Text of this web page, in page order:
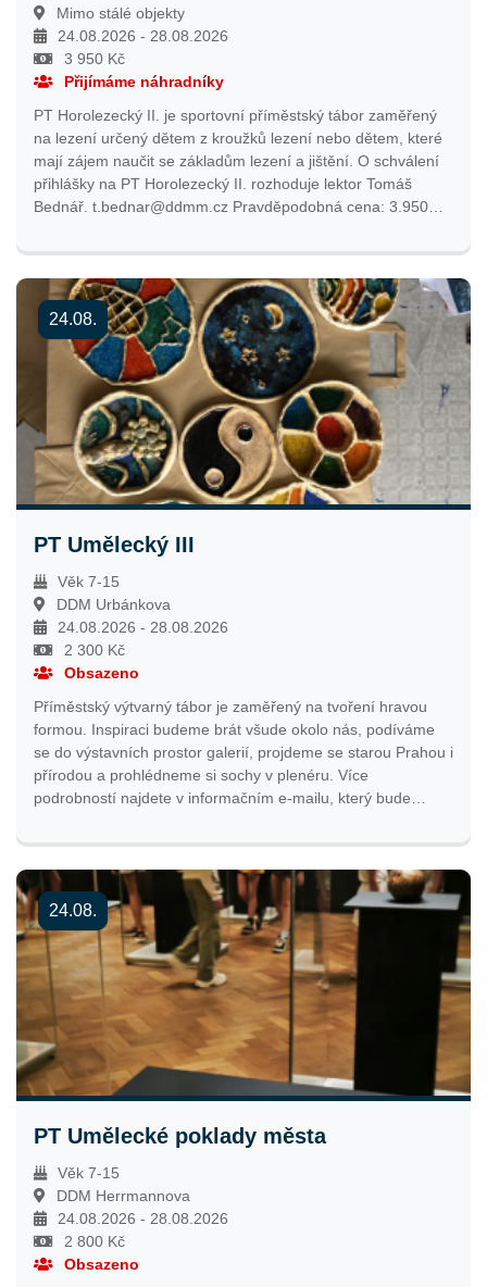
Mimo stálé objekty
24.08.2026 - 28.08.2026
3 950 Kč
Přijímáme náhradníky
PT Horolezecký II. je sportovní příměstský tábor zaměřený
na lezení určený dětem z kroužků lezení nebo dětem, které
mají zájem naučit se základům lezení a jištění. O schválení
přihlášky na PT Horolezecký II. rozhoduje lektor Tomáš
Bednář. t.bednar@ddmm.cz Pravděpodobná cena: 3.950
DDM, ostatní dny návštěva 4 lezeckých center v Praze.
Cena zahrnuje: pedagogický dozor, instruktory, obědy a
vstupy do vybraných lezeckých center v Praze. Přihlašování
bude spuštěno 2. 2. 2026 ve 12:00 hodin.
24.08.
PT Umělecký III
Věk 7-15
DDM Urbánkova
24.08.2026 - 28.08.2026
2 300 Kč
Obsazeno
Příměstský výtvarný tábor je zaměřený na tvoření hravou
formou. Inspiraci budeme brát všude okolo nás, podíváme
se do výstavních prostor galerií, projdeme se starou Prahou i
přírodou a prohlédneme si sochy v plenéru. Více
podrobností najdete v informačním e-mailu, který bude
bude spuštěno 2. 2. 2026 ve 12:00 hodin.
24.08.
PT Umělecké poklady města
Věk 7-15
DDM Herrmannova
24.08.2026 - 28.08.2026
2 800 Kč
Obsazeno